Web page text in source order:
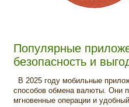
Популярные
безопасность и
В 2025 году мобильные
способов обмена валюты. Они
мгновенные операции и